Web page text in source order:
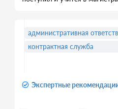
Экспертные
административная
контрактная служба